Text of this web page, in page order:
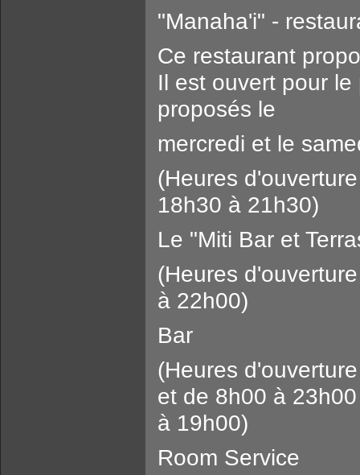
"Manaha'i" -
Ce restaurant
Il est ouvert pour
proposés le
mercredi et le
(Heures
18h30 à 21h30)
Le "Miti Bar et
(Heures
à 22h00)
Bar
(Heures
et de 8h00 à
à 19h00)
Room Service